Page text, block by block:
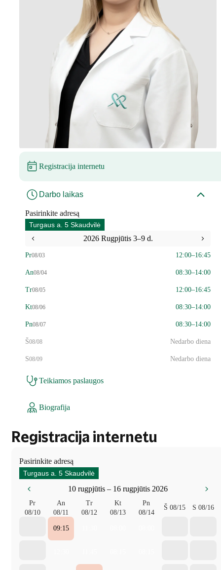
Registracija internetu
Darbo laikas
Pasirinkite adresą
Turgaus a. 5 Skaudvilė
2026 Rugpjūtis 3–9 d.
Pr08/03 12:00–16:45
An08/04 08:30–14:00
Tr08/05 12:00–16:45
Kt08/06 08:30–14:00
Pn08/07 08:30–14:00
Š08/08 Nedarbo diena
S08/09 Nedarbo diena
Teikiamos paslaugos
Biografija
Registracija internetu
Pasirinkite adresą
Turgaus a. 5 Skaudvilė
10 rugpjūtis – 16 rugpjūtis 2026
Pr
08/10
An
08/11
Tr
08/12
Kt
08/13
Pn
08/14
Š 08/15 S 08/16
09:15